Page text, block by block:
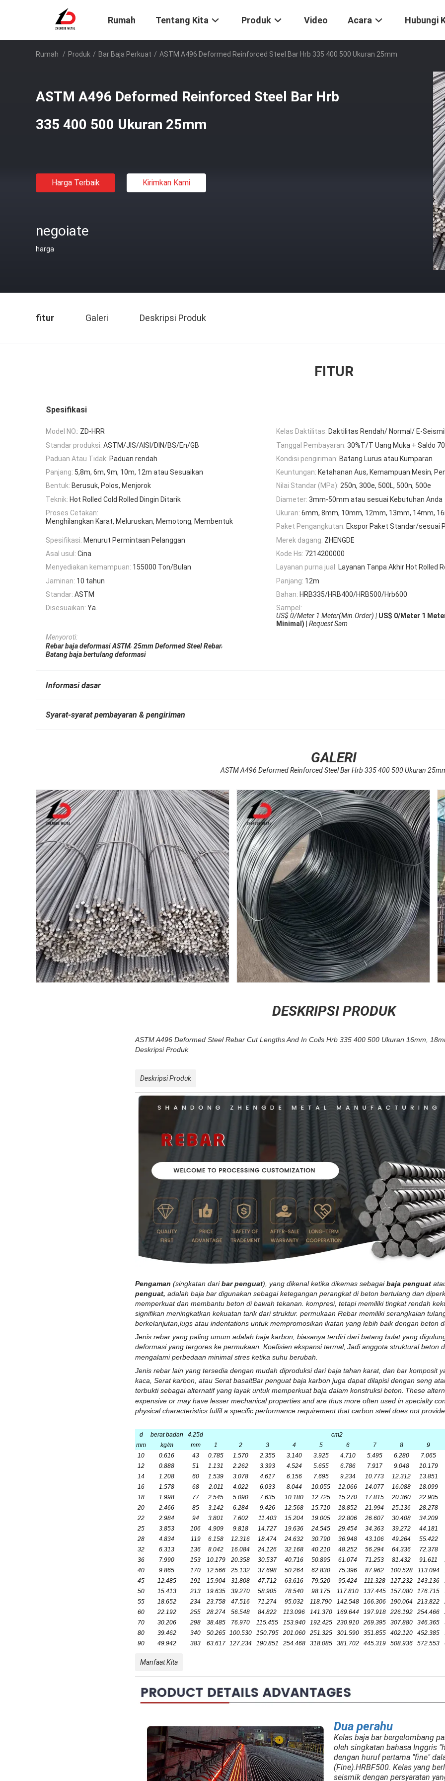
Rumah Tentang Kita Produk Video Acara Hubungi
Rumah / Produk / Bar Baja Perkuat / ASTM A496 Deformed Reinforced Steel Bar Hrb 335 400 500 Ukuran 25mm
ASTM A496 Deformed Reinforced Steel Bar Hrb
335 400 500 Ukuran 25mm
Harga Terbaik Kirimkan Kami
negoiate
harga
fitur Galeri Deskripsi Produk
FITUR
Spesifikasi
Model NO.: ZD-HRR Kelas Daktilitas: Daktilitas Rendah/ Normal/ E-
Standar produksi: ASTM/JIS/AISI/DIN/BS/En/GB Tanggal Pembayaran: 30%T/T Uang Muka + Saldo
Paduan Atau Tidak: Paduan rendah Kondisi pengiriman: Batang Lurus atau Kumparan
Panjang: 5,8m, 6m, 9m, 10m, 12m atau Sesuaikan Keuntungan: Ketahanan Aus, Kemampuan Mesin,
Bentuk: Berusuk, Polos, Menjorok Nilai Standar (MPa): 250n, 300e, 500L, 500n, 500e
Teknik: Hot Rolled Cold Rolled Dingin Ditarik Diameter: 3mm-50mm atau sesuai Kebutuhan Anda
Proses Cetakan:
Menghilangkan Karat, Meluruskan, Memotong, Membentuk
Ukuran: 6mm, 8mm, 10mm, 12mm, 13mm, 14mm,
Paket Pengangkutan: Ekspor Paket Standar/sesuai
Spesifikasi: Menurut Permintaan Pelanggan Merek dagang: ZHENGDE
Asal usul: Cina Kode Hs: 7214200000
Menyediakan kemampuan: 155000 Ton/Bulan Layanan purna jual: Layanan Tanpa Akhir Hot Rolled
Jaminan: 10 tahun Panjang: 12m
Standar: ASTM Bahan: HRB335/HRB400/HRB500/Hrb600
Disesuaikan: Ya.
Sampel:
US$ 0/Meter 1 Meter(Min.Order) | US$ 0/Meter 1
Minimal) |
Request Sam
Menyoroti:
Rebar baja deformasi ASTM, 25mm Deformed Steel Rebar,
Batang baja bertulang deformasi
Informasi dasar
Syarat-syarat pembayaran & pengiriman
GALERI
ASTM A496 Deformed Reinforced Steel Bar Hrb 335 400 500 Ukuran
DESKRIPSI PRODUK
ASTM A496 Deformed Steel Rebar Cut Lengths And In Coils Hrb 335 400 500 Ukuran 16mm,
Deskripsi Produk
Deskripsi Produk
Pengaman (singkatan dari bar penguat), yang dikenal ketika dikemas sebagai baja penguat
penguat, adalah baja bar digunakan sebagai ketegangan perangkat di beton bertulang dan
memperkuat dan membantu beton di bawah tekanan. kompresi, tetapi memiliki tingkat rendah
signifikan meningkatkan kekuatan tarik dari struktur. permukaan Rebar memiliki serangkaian
berkelanjutan,lugs atau indentations untuk mempromosikan ikatan yang lebih baik dengan beton
Jenis rebar yang paling umum adalah baja karbon , biasanya terdiri dari batang bulat yang
deformasi yang tergores ke permukaan. Koefisien ekspansi termal, Jadi anggota struktural beton
mengalami perbedaan minimal stres ketika suhu berubah.
Jenis rebar lain yang tersedia dengan mudah diproduksi dari baja tahan karat, dan bar komposit
kaca Serat karbon , atau Serat basaltBar penguat baja karbon juga dapat dilapisi dengan seng
terbukti sebagai alternatif yang layak untuk memperkuat baja dalam konstruksi beton. These
expensive or may have lesser mechanical properties and are thus more often used in specialty
physical characteristics fulfil a specific performance requirement that carbon steel does not
d
mm
berat badan
kg/m
4.25d
mm
cm2
1
2 3 4 5 6 7 8
9
10
0.616 43 0.785 1.570 2.355 3.140 3.925 4.710 5.495 6.280
7.065
12
0.888 51 1.131 2.262 3.393 4.524 5.655 6.786 7.917 9.048
10.179
14
1.208 60 1.539 3.078 4.617 6.156 7.695 9.234 10.773 12.312
13.851
16
1.578 68 2.011 4.022 6.033 8.044 10.055 12.066 14.077 16.088
18.099
18
1.998 77 2.545 5.090 7.635 10.180 12.725 15.270 17.815 20.360
22.905
20
2.466 85 3.142 6.284 9.426 12.568 15.710 18.852 21.994 25.136
28.278
22
2.984 94 3.801 7.602 11.403 15.204 19.005 22.806 26.607 30.408
34.209
25
3.853 106 4.909 9.818 14.727 19.636 24.545 29.454 34.363 39.272
44.181
28
4.834 119 6.158 12.316 18.474 24.632 30.790 36.948 43.106 49.264
55.422
32
6.313 136 8.042 16.084 24.126 32.168 40.210 48.252 56.294 64.336
72.378
36
7.990 153 10.179 20.358 30.537 40.716 50.895 61.074 71.253 81.432 91.611
40
9.865 170 12.566 25.132 37.698 50.264 62.830 75.396 87.962 100.528 113.094
45
12.485 191 15.904 31.808 47.712 63.616 79.520 95.424 111.328 127.232 143.136
50
15.413 213 19.635 39.270 58.905 78.540 98.175 117.810 137.445 157.080 176.715
55
18.652 234 23.758 47.516 71.274 95.032 118.790 142.548 166.306 190.064 213.822
60
22.192 255 28.274 56.548 84.822 113.096 141.370 169.644 197.918 226.192 254.466
70
30.206 298 38.485 76.970 115.455 153.940 192.425 230.910 269.395 307.880 346.365
80
39.462 340 50.265 100.530 150.795 201.060 251.325 301.590 351.855 402.120 452.385
90
49.942 383 63.617 127.234 190.851 254.468 318.085 381.702 445.319 508.936 572.553
Manfaat Kita
Dua perahu
Kelas baja bar bergelombang
oleh singkatan bahasa Inggris
dengan huruf pertama "fine"
(Fine).HRBF500. Kelas yang
seismik dengan persyaratan